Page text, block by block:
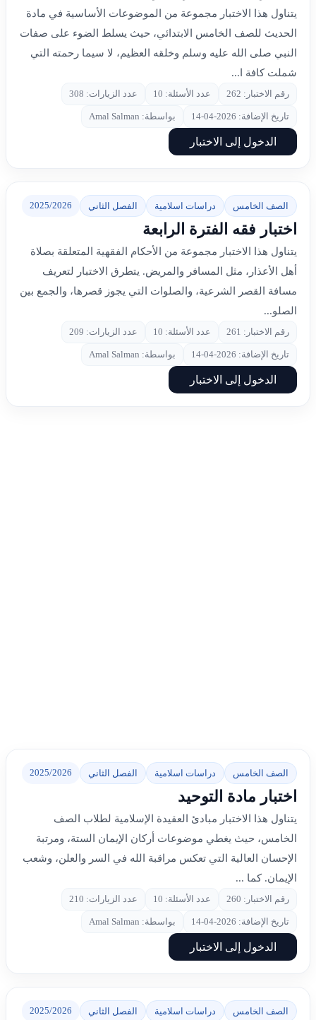
يتناول هذا الاختبار مجموعة من الموضوعات الأساسية في مادة
الحديث للصف الخامس الابتدائي، حيث يسلط الضوء على صفات
النبي صلى الله عليه وسلم وخلقه العظيم، لا سيما رحمته التي
شملت كافة ا...
رقم الاختبار: 262 عدد الأسئلة: 10 عدد الزيارات: 308
تاريخ الإضافة: 2026-04-14 بواسطة: Amal Salman
الدخول إلى الاختبار
الصف الخامس دراسات اسلامية الفصل الثاني 2025/2026
اختبار فقه الفترة الرابعة
يتناول هذا الاختبار مجموعة من الأحكام الفقهية المتعلقة بصلاة
أهل الأعذار، مثل المسافر والمريض. يتطرق الاختبار لتعريف
مسافة القصر الشرعية، والصلوات التي يجوز قصرها، والجمع بين
الصلو...
رقم الاختبار: 261 عدد الأسئلة: 10 عدد الزيارات: 209
تاريخ الإضافة: 2026-04-14 بواسطة: Amal Salman
الدخول إلى الاختبار
الصف الخامس دراسات اسلامية الفصل الثاني 2025/2026
اختبار مادة التوحيد
يتناول هذا الاختبار مبادئ العقيدة الإسلامية لطلاب الصف
الخامس، حيث يغطي موضوعات أركان الإيمان الستة، ومرتبة
الإحسان العالية التي تعكس مراقبة الله في السر والعلن، وشعب
الإيمان. كما ...
رقم الاختبار: 260 عدد الأسئلة: 10 عدد الزيارات: 210
تاريخ الإضافة: 2026-04-14 بواسطة: Amal Salman
الدخول إلى الاختبار
الصف الخامس دراسات اسلامية الفصل الثاني 2025/2026